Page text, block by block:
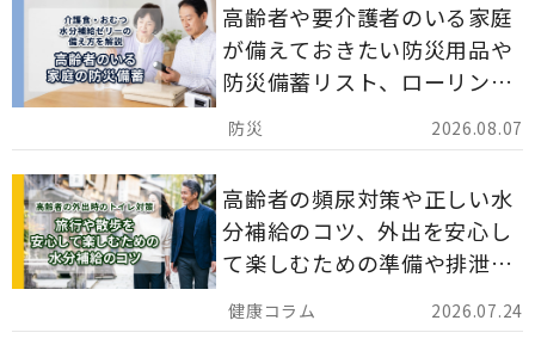
2026.08.07
高齢者や要介護者のいる家庭
が備えておきたい防災用品や
防災備蓄リスト、ローリング
ストックのポイントについて
解説します。
2026.07.24
高齢者の頻尿対策や正しい水
分補給のコツ、外出を安心し
て楽しむための準備や排泄ケ
ア用品の選び方を解説しま
す。